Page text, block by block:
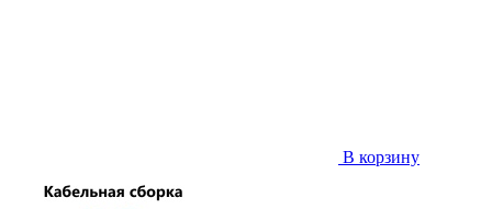
В корзину